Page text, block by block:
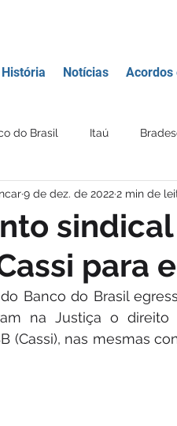
Notícias Acordos
do Brasil Itaú
Financeira Diversos
profissionais Imposto de
Mercantil BANCO SAFRA
para
9 de dez. de 20222 min de
Banco do Brasil
na Justiça o
(Cassi), nas mesmas